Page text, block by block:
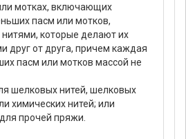
мотках, включающих
пасм или мотков,
которые делают их
друг от друга, причем каждая
пасм или мотков массой не
шелковых нитей, шелковых
химических нитей; или
прочей пряжи.